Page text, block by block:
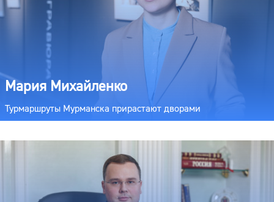
Мария Михайленко
Турмаршруты Мурманска прирастают дворами